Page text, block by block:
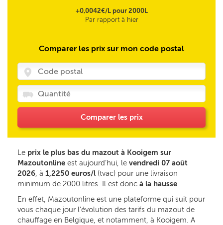
+0,0042€/L pour 2000L
Par rapport à hier
Comparer les prix sur mon code postal
Comparer les prix
Le prix le plus bas du mazout à Kooigem sur
Mazoutonline est aujourd’hui, le vendredi 07 août
2026, à 1,2250 euros/l (tvac) pour une livraison
minimum de 2000 litres. Il est donc à la hausse.
En effet, Mazoutonline est une plateforme qui suit pour
vous chaque jour l’évolution des tarifs du mazout de
chauffage en Belgique, et notamment, à Kooigem. A